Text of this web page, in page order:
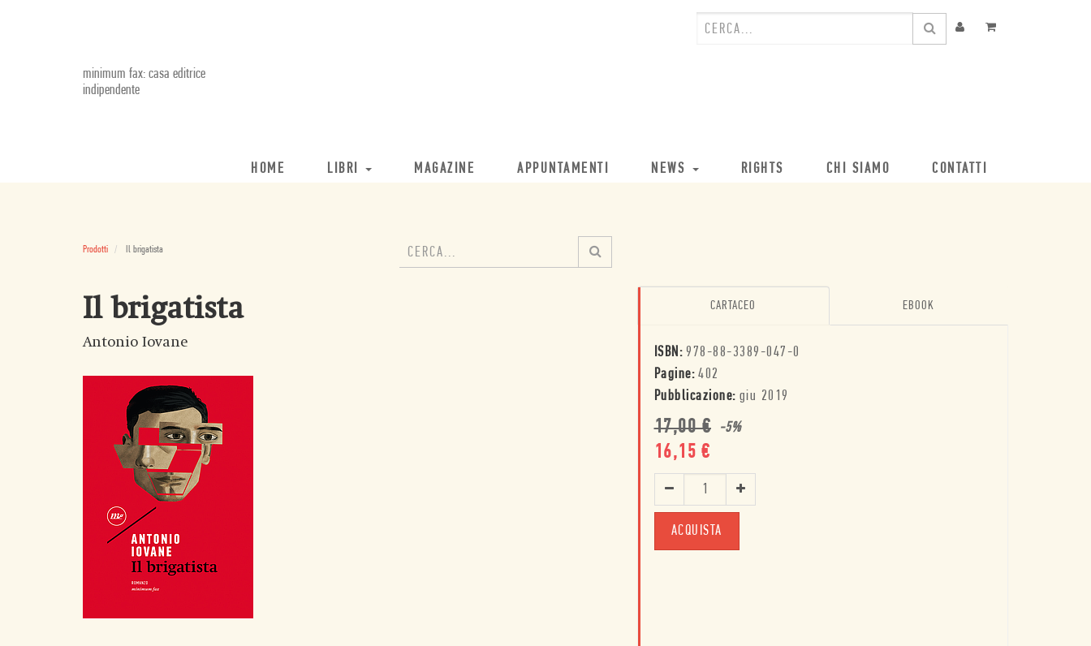
minimum fax: casa editrice
indipendente
HOME LIBRI MAGAZINE APPUNTAMENTI NEWS RIGHTS CHI SIAMO CONTATTI
Prodotti Il brigatista
Il brigatista
Antonio Iovane
CARTACEO EBOOK
ISBN: 978-88-3389-047-0
Pagine: 402
Pubblicazione: giu 2019
17,00€ -5%
16,15 €
ACQUISTA